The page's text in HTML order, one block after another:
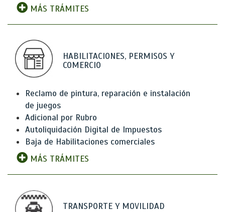
MÁS TRÁMITES
HABILITACIONES, PERMISOS Y
COMERCIO
Reclamo de pintura, reparación e instalación
de juegos
Adicional por Rubro
Autoliquidación Digital de Impuestos
Baja de Habilitaciones comerciales
MÁS TRÁMITES
TRANSPORTE Y MOVILIDAD